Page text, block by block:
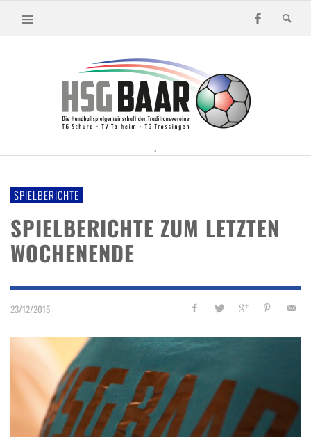
.
SPIELBERICHTE
SPIELBERICHTE ZUM LETZTEN
WOCHENENDE
23/12/2015